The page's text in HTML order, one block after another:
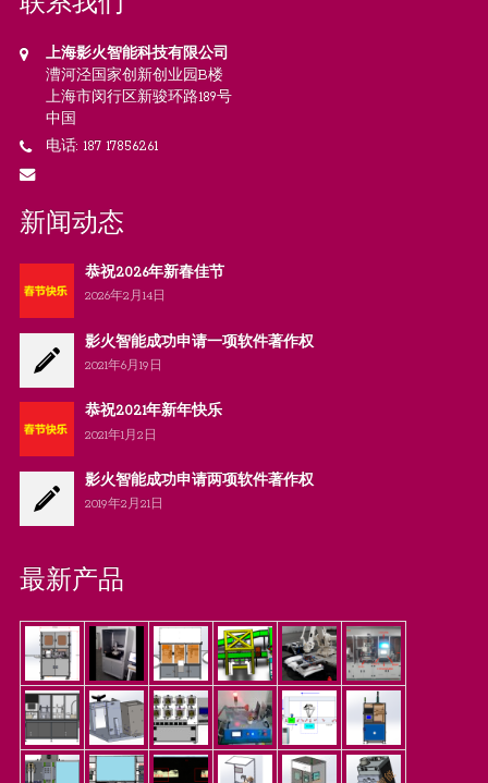
上海影火智能科技有限公司
漕河泾国家创新创业园B楼
上海市闵行区新骏环路189号
中国
电话: 187 17856261
新闻动态
恭祝2026年新春佳节
2026年2月14日
影火智能成功申请一项软件著作权
2021年6月19日
恭祝2021年新年快乐
2021年1月2日
影火智能成功申请两项软件著作权
2019年2月21日
最新产品